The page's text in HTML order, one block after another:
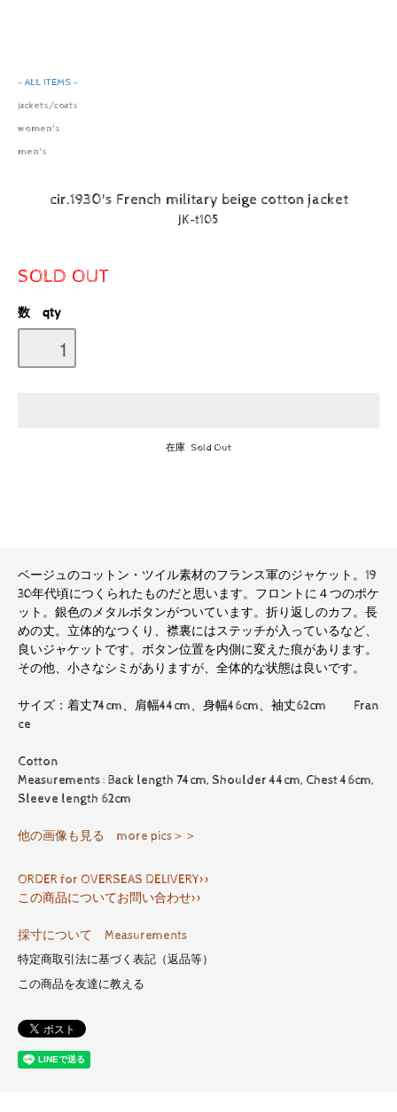
- ALL ITEMS -
jackets/coats
women's
men's
cir.1930's French military beige cotton jacket
JK-t105
SOLD OUT
数 qty
在庫 Sold Out
ベージュのコットン・ツイル素材のフランス軍のジャケット。19
30年代頃につくられたものだと思います。フロントに４つのポケ
ット。銀色のメタルボタンがついています。折り返しのカフ。長
めの丈。立体的なつくり、襟裏にはステッチが入っているなど、
良いジャケットです。ボタン位置を内側に変えた痕があります。
その他、小さなシミがありますが、全体的な状態は良いです。
サイズ：着丈74cm、肩幅44cm、身幅46cm、袖丈62cm Fran
ce
Cotton
Measurements : Back length 74cm, Shoulder 44cm, Chest 46cm,
Sleeve length 62cm
他の画像も見る more pics＞＞
ORDER for OVERSEAS DELIVERY>>
この商品についてお問い合わせ>>
採寸について Measurements
特定商取引法に基づく表記（返品等）
この商品を友達に教える